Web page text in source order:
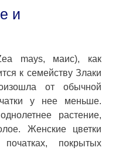
и
mays, маис), как
к семейству Злаки
от обычной
у нее меньше.
растение,
Женские цветки
покрытых